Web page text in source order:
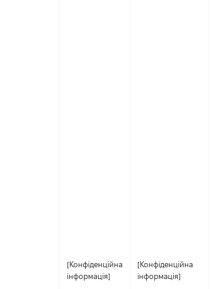
[Конфіденційна
інформація]
[Конфіденційна
інформація]